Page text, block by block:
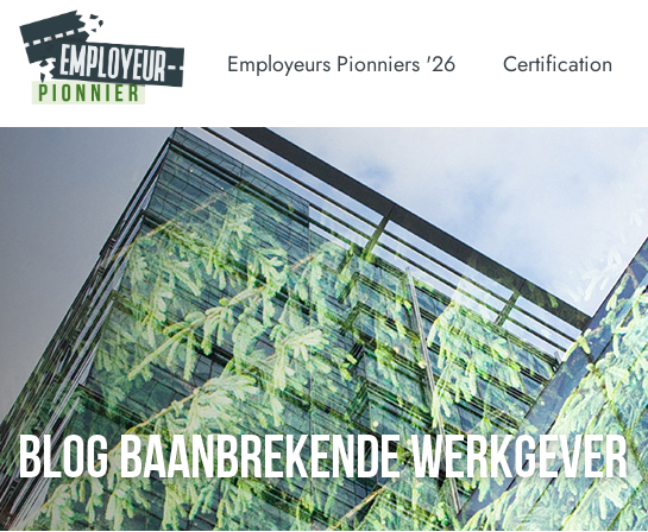
Employeurs Pionniers '26 Certification
BLOG BAANBREKENDE WERKGEVER